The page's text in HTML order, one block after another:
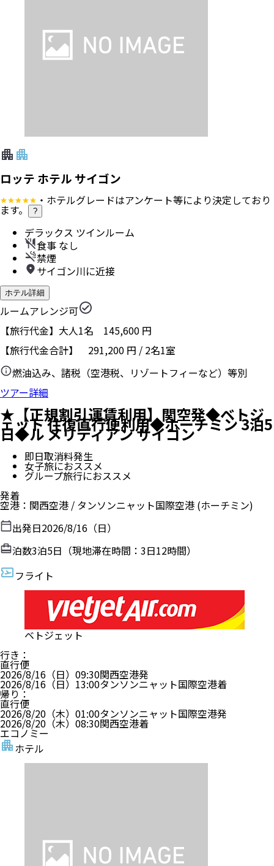
ロッテ ホテル サイゴン
・ホテルグレードはアンケート等により決定しており
ます。 ?
デラックス ツインルーム
食事 なし
禁煙
サイゴン川に近接
ホテル詳細
ルームアレンジ可
【旅行代金】大人1名 145,600 円
【旅行代金合計】 291,200 円 / 2名1室
燃油込み、諸税（空港税、リゾートフィーなど）等別
ツアー詳細
★【正規割引運賃利用】関空発◆ベトジ
ェット 往復直行便利用◆ホーチミン 3泊5
日◆ル メリディアン サイゴン
即日取消料発生
女子旅におススメ
グループ旅行におススメ
発着
空港 ： 関西空港 / タンソンニャット国際空港 (ホーチミン)
出発日2026/8/16（日）
泊数3泊5日（現地滞在時間： 3日12時間）
フライト
ベトジェット
行き ：
直行便
2026/8/16（日） 09:30関西空港発
2026/8/16（日） 13:00タンソンニャット国際空港着
帰り ：
直行便
2026/8/20（木） 01:00タンソンニャット国際空港発
2026/8/20（木） 08:30関西空港着
エコノミー
ホテル